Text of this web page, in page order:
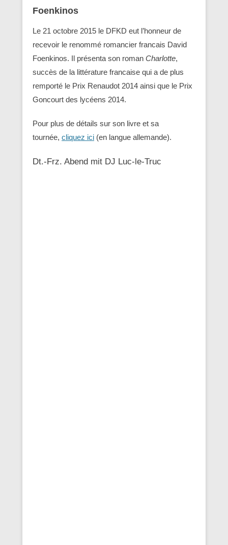
Foenkinos
Le 21 octobre 2015 le DFKD eut l’honneur de
recevoir le renommé romancier francais David
Foenkinos. Il présenta son roman Charlotte,
succès de la littérature francaise qui a de plus
remporté le Prix Renaudot 2014 ainsi que le Prix
Goncourt des lycéens 2014.
Pour plus de détails sur son livre et sa
tournée, cliquez ici (en langue allemande).
Dt.-Frz. Abend mit DJ Luc-le-Truc